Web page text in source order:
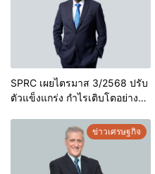
SPRC เผยไตรมาส 3/2568 ปรับ
ตัวแข็งแกร่ง กำไรเติบโตอย่างมี
ข่าวเศรษฐกิจ